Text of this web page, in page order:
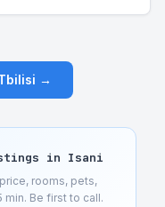
→
in Isani
rooms, pets,
Be first to call.